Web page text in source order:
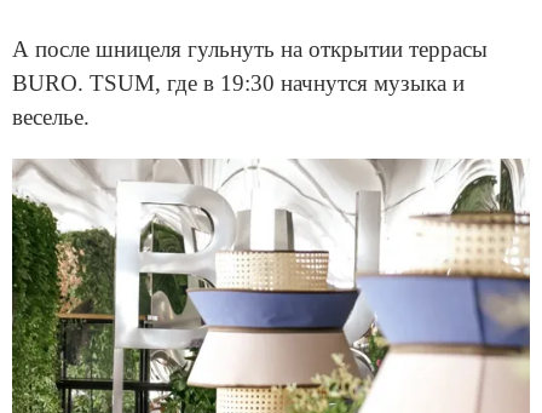
А после шницеля гульнуть на открытии террасы
BURO. TSUM, где в 19:30 начнутся музыка и
веселье.